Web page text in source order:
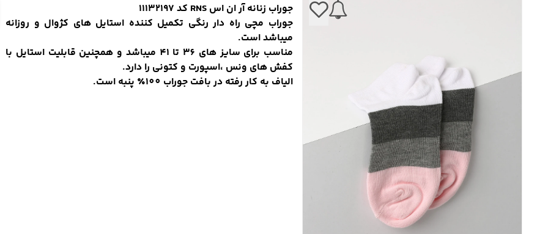
جوراب زنانه آر ان اس RNS کد 11132197
جوراب مچی راه دار رنگی تکمیل کننده استایل های کژوال و روزانه
میباشد است.
مناسب برای سایز های 36 تا 41 میباشد و همچنین قابلیت استایل با
کفش های ونس ،اسپورت و کتونی را دارد.
الیاف به کار رفته در بافت جوراب 100٪ پنبه است.